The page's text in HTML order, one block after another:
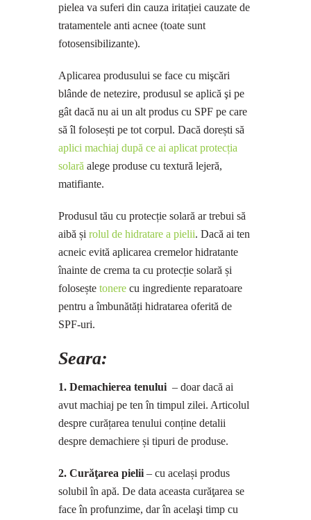
pielea va suferi din cauza iritației cauzate de
tratamentele anti acnee (toate sunt
fotosensibilizante).
Aplicarea produsului se face cu mişcări
blânde de netezire, produsul se aplică şi pe
gât dacă nu ai un alt produs cu SPF pe care
să îl folosești pe tot corpul. Dacă dorești să
aplici machiaj după ce ai aplicat protecția
solară alege produse cu textură lejeră,
matifiante.
Produsul tău cu protecție solară ar trebui să
aibă și rolul de hidratare a pielii. Dacă ai ten
acneic evită aplicarea cremelor hidratante
înainte de crema ta cu protecție solară și
folosește tonere cu ingrediente reparatoare
pentru a îmbunătăți hidratarea oferită de
SPF-uri.
Seara:
1. Demachierea tenului – doar dacă ai
avut machiaj pe ten în timpul zilei. Articolul
despre curățarea tenului conține detalii
despre demachiere și tipuri de produse.
2. Curăţarea pielii – cu același produs
solubil în apă. De data aceasta curăţarea se
face în profunzime, dar în acelaşi timp cu